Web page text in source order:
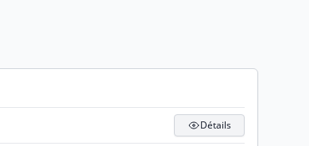
Détails